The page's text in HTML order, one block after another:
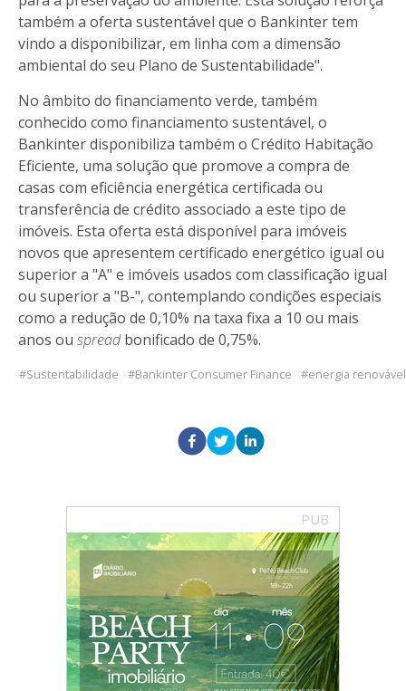
também a oferta sustentável que o Bankinter tem
vindo a disponibilizar, em linha com a dimensão
ambiental do seu Plano de Sustentabilidade".
No âmbito do financiamento verde, também
conhecido como financiamento sustentável, o
Bankinter disponibiliza também o Crédito Habitação
Eficiente, uma solução que promove a compra de
casas com eficiência energética certificada ou
transferência de crédito associado a este tipo de
imóveis. Esta oferta está disponível para imóveis
novos que apresentem certificado energético igual ou
superior a "A" e imóveis usados com classificação igual
ou superior a "B-", contemplando condições especiais
como a redução de 0,10% na taxa fixa a 10 ou mais
anos ou spreadbonificado de 0,75%.
Sustentabilidade Bankinter Consumer Finance energia renovável
PUB